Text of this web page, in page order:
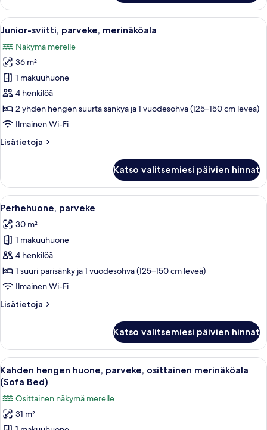
standard-
huone,
parveke
Avaa
kaikki
huonetyypin
Junior-
sviitti,
parveke,
merinäköala
kuvat
Hotellihuone, jossa on sänky,
5
Junior-sviitti, parveke, merinäköala
Näkymä merelle
36 m²
1 makuuhuone
4 henkilöä
2 yhden hengen suurta sänkyä ja 1 vuodesohva (125–150 cm leveä)
Ilmainen Wi-Fi
Lisätietoja
Lisätietoja
parveke,
merinäköala
Katso valitsemiesi päivien hinnat
Avaa
kaikki
huonetyypin
Perhehuone,
parveke
kuvat
Hotellihuone, jossa on sänky,
5
Perhehuone, parveke
30 m²
1 makuuhuone
4 henkilöä
1 suuri parisänky ja 1 vuodesohva (125–150 cm leveä)
Ilmainen Wi-Fi
Lisätietoja
Lisätietoja
Katso valitsemiesi päivien hinnat
Avaa
kaikki
huonetyypin
Kahden
hengen
6
Kahden hengen huone, parveke, osittainen merinäköala
(Sofa Bed)
Osittainen näkymä merelle
31 m²